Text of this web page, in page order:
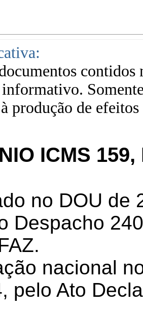
contidos
informativo.
produção de
ICMS
no DOU de
Despacho
nacional
pelo Ato